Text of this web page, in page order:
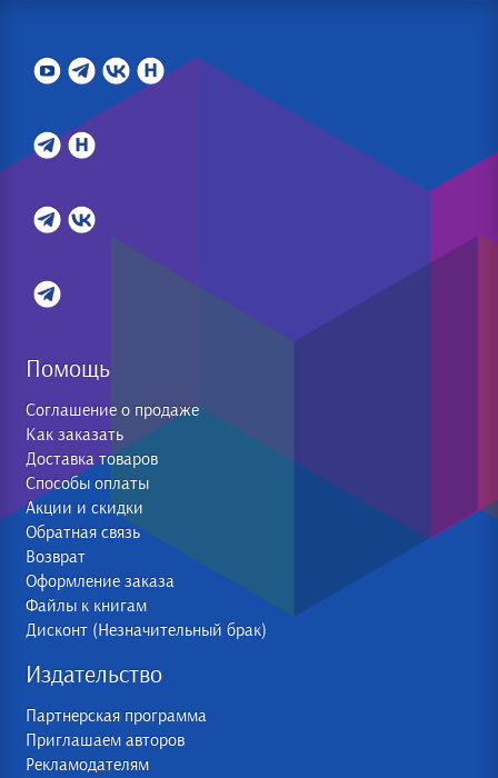
Помощь
Соглашение о продаже
Как заказать
Доставка товаров
Способы оплаты
Акции и скидки
Обратная связь
Возврат
Оформление заказа
Файлы к книгам
Дисконт (Незначительный брак)
Издательство
Партнерская программа
Приглашаем авторов
Рекламодателям